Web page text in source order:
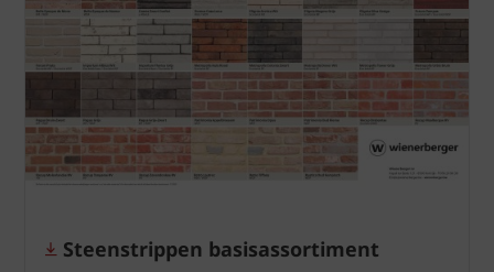
Steenstrippen basisassortiment